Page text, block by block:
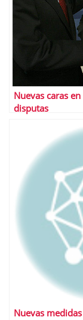
Nuevas caras
disputas
Nuevas